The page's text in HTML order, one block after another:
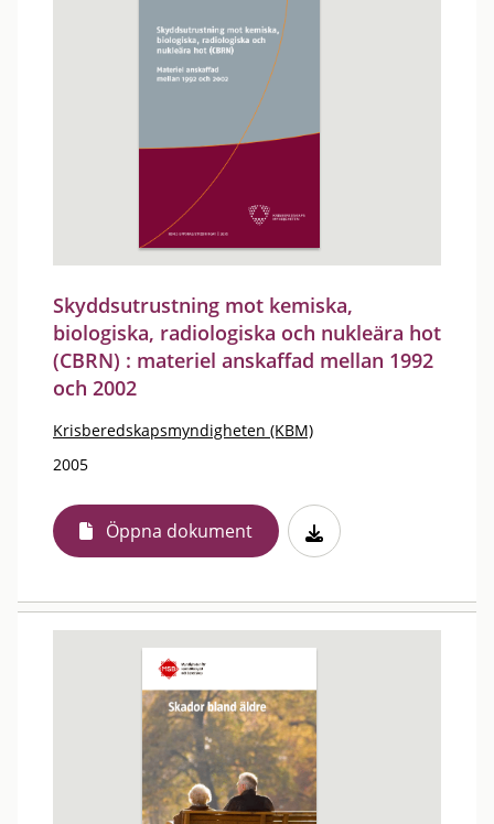
Skyddsutrustning mot kemiska,
biologiska, radiologiska och nukleära hot
(CBRN) : materiel anskaffad mellan 1992
och 2002
Krisberedskapsmyndigheten (KBM)
2005
Öppna dokument